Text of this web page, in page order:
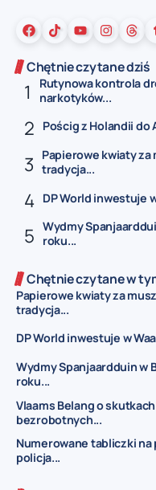
Chętnie czytane dziś
Rutynowa kontrola
narkotyków...
Pościg z Holandii
Papierowe kwiaty za
tradycja...
DP World inwestuje
Wydmy
roku...
Chętnie czytane w
Papierowe kwiaty za
tradycja...
DP World inwestuje w
Wydmy Spanjaardduin w
roku...
Vlaams Belang o
bezrobotnych...
Numerowane tabliczki
policja...